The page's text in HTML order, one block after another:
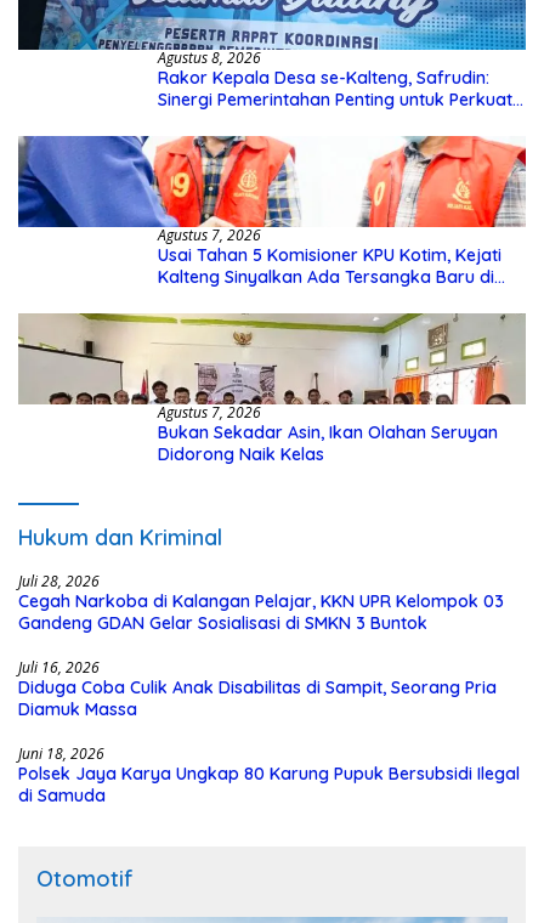
Agustus 8, 2026
Rakor Kepala Desa se-Kalteng, Safrudin:
Sinergi Pemerintahan Penting untuk Perkuat
Agustus 7, 2026
Usai Tahan 5 Komisioner KPU Kotim, Kejati
Kalteng Sinyalkan Ada Tersangka Baru di
Agustus 7, 2026
Bukan Sekadar Asin, Ikan Olahan Seruyan
Didorong Naik Kelas
Hukum dan Kriminal
Juli 28, 2026
Cegah Narkoba di Kalangan Pelajar, KKN UPR Kelompok 03
Gandeng GDAN Gelar Sosialisasi di SMKN 3 Buntok
Juli 16, 2026
Diduga Coba Culik Anak Disabilitas di Sampit, Seorang Pria
Diamuk Massa
Juni 18, 2026
Polsek Jaya Karya Ungkap 80 Karung Pupuk Bersubsidi Ilegal
di Samuda
Otomotif